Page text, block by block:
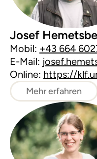
Josef
Mobil: +43 664
E-Mail:
Online: https://
Mehr erfahren